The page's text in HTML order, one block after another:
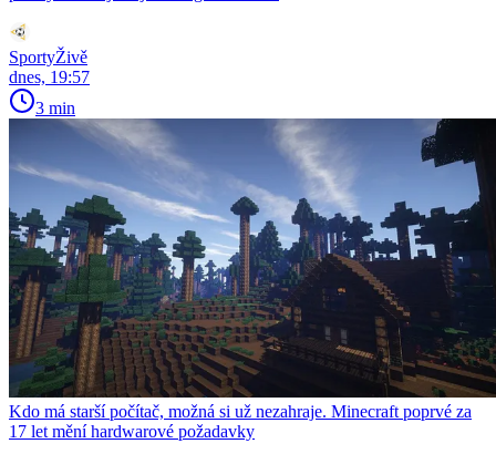
SportyŽivě
dnes, 19:57
3 min
Kdo má starší počítač, možná si už nezahraje. Minecraft poprvé za
17 let mění hardwarové požadavky